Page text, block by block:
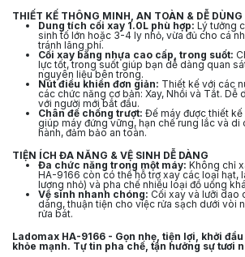
THIẾT KẾ THÔNG MINH, AN TOÀN & DỄ DÙNG
Dung tích cối xay 1.0L phù hợp: Lý tưởng
sinh tố lớn hoặc 3-4 ly nhỏ, vừa đủ cho cá
tránh lãng phí.
Cối xay bằng nhựa cao cấp, trong suốt:
lực tốt, trong suốt giúp bạn dễ dàng quan
nguyên liệu bên trong.
Nút điều khiển đơn giản: Thiết kế với các
các chức năng cơ bản: Xay, Nhồi và Tắt. Dễ
với người mới bắt đầu.
Chân đế chống trượt: Đế máy được thiết
giúp máy đứng vững, hạn chế rung lắc và di
hành, đảm bảo an toàn.
TIỆN ÍCH ĐA NĂNG & VỆ SINH DỄ DÀNG
Đa chức năng trong một máy: Không chỉ
HA-9166 còn có thể hỗ trợ xay các loại hạt,
lượng nhỏ) và pha chế nhiều loại đồ uống
Vệ sinh nhanh chóng: Cối xay và lưỡi dao
dàng, thuận tiện cho việc rửa sạch dưới vòi
rửa bát.
Ladomax HA-9166 - Gọn nhẹ, tiện lợi, khởi
khỏe mạnh. Tự tin pha chế, tận hưởng sự tươi